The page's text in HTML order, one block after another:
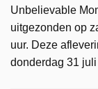
Unbelievable
uitgezonden op
uur. Deze
donderdag 31